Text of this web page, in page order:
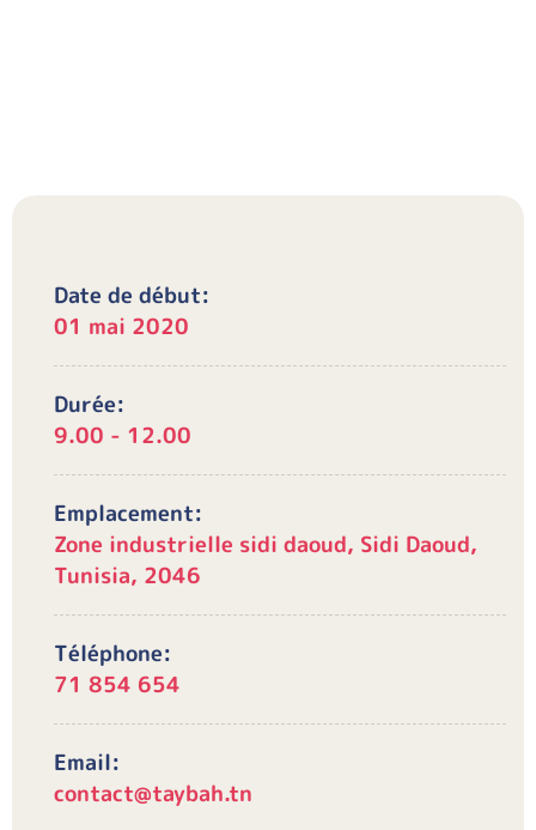
Date de début:
01 mai 2020
Durée:
9.00 - 12.00
Emplacement:
Zone industrielle sidi daoud, Sidi Daoud,
Tunisia, 2046
Téléphone:
71 854 654
Email:
contact@taybah.tn